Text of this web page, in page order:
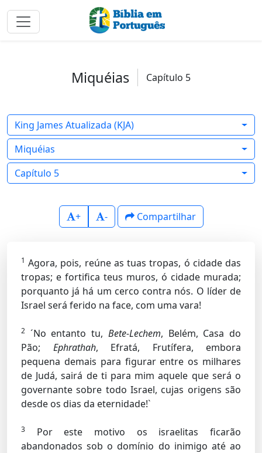
Miquéias Capítulo 5
King James Atualizada (KJA)
Miquéias
Capítulo 5
+ - Compartilhar
1 Agora, pois, reúne as tuas tropas, ó cidade das
tropas; e fortifica teus muros, ó cidade murada;
porquanto já há um cerco contra nós. O líder de
Israel será ferido na face, com uma vara!
2 ´No entanto tu, Bete-Lechem, Belém, Casa do
Pão; Ephrathah, Efratá, Frutífera, embora
pequena demais para figurar entre os milhares
de Judá, sairá de ti para mim aquele que será o
governante sobre todo Israel, cujas origens são
desde os dias da eternidade!`
3
Por este motivo os israelitas ficarão
abandonados sob o domínio do inimigo até ao